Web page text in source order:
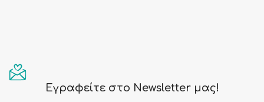
Εγραφείτε στο Newsletter μας!